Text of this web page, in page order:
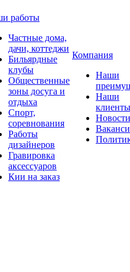
работы
Частные дома,
дачи, коттеджи
Бильярдные
клубы
Общественные
зоны досуга и
отдыха
Спорт,
соревнования
Работы
дизайнеров
Гравировка
аксессуаров
Кии на заказ
Компания
Наши
Наши
клиенты
Новости